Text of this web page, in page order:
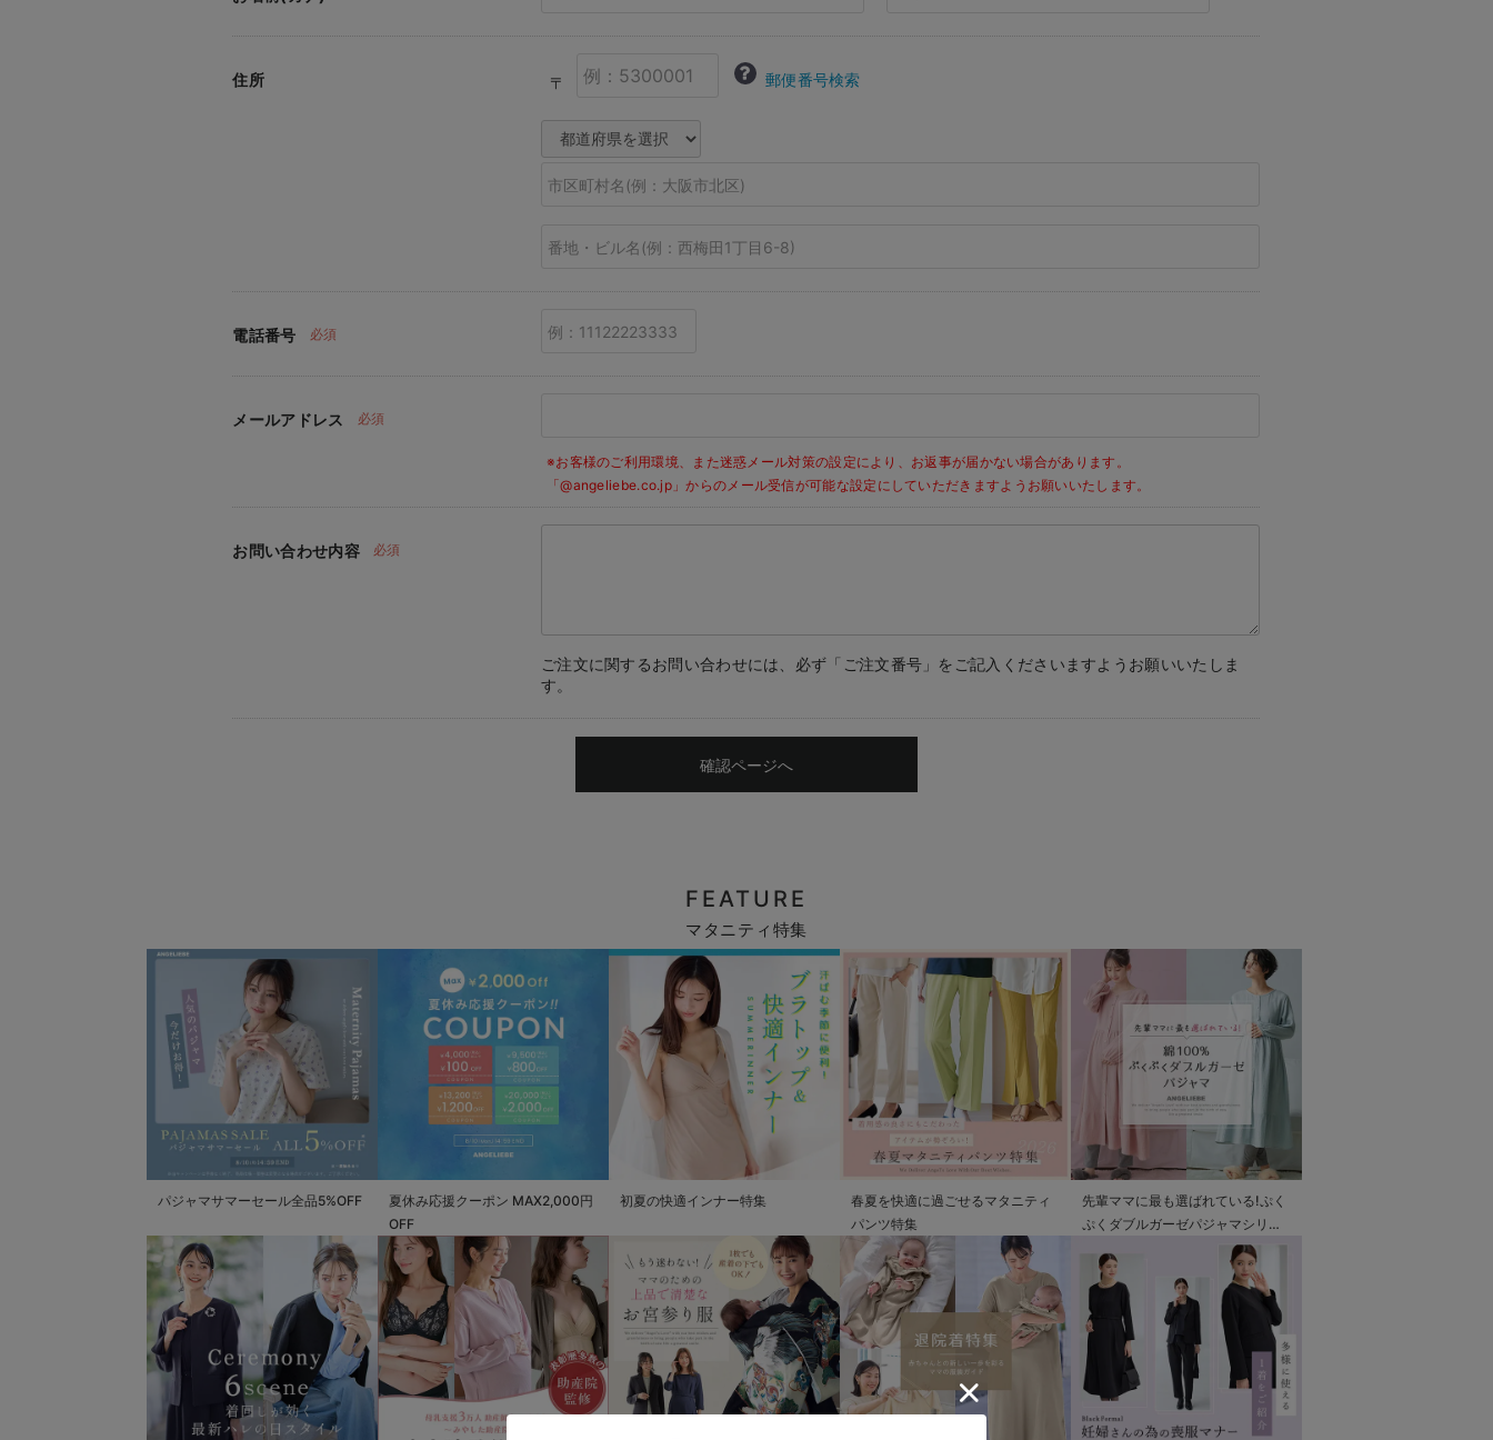
住所 〒 郵便番号検索
電話番号 必須
メールアドレス 必須
※お客様のご利用環境、また迷惑メール対策の設定により、お返事が届かない場合があります。
「@angeliebe.co.jp」からのメール受信が可能な設定にしていただきますようお願いいたします。
お問い合わせ内容 必須
ご注文に関するお問い合わせには、必ず「ご注文番号」をご記入くださいますようお願いいたしま
す。
確認ページへ
FEATURE
マタニティ特集
パジャマサマーセール全品5%OFF
夏休み応援クーポン MAX2,000円
OFF
初夏の快適インナー特集
春夏を快適に過ごせるマタニティ
パンツ特集
先輩ママに最も選ばれている!ぷく
ぷくダブルガーゼパジャマシリー